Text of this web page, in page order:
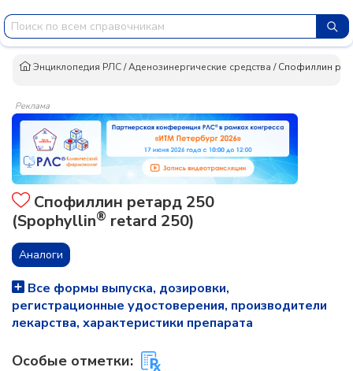
Энциклопедия РЛС/Аденозинергические средства /Спофиллин
Реклама
Спофиллин ретард 250
(Spophyllin® retard 250)
Аналоги
Все формы выпуска, дозировки,
регистрационные удостоверения, производители
лекарства, характеристики препарата
Особые отметки: